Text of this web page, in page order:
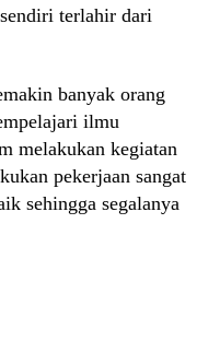
terlahir dari
banyak orang
ilmu
melakukan kegiatan
pekerjaan sangat
sehingga segalanya